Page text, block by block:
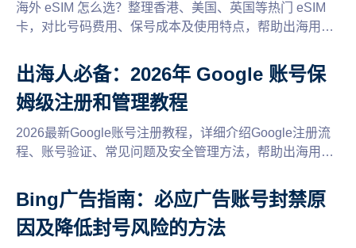
海外 eSIM 怎么选？整理香港、美国、英国等热门 eSIM
卡，对比号码费用、保号成本及使用特点，帮助出海用户
出海人必备：2026年 Google 账号保
姆级注册和管理教程
2026最新Google账号注册教程，详细介绍Google注册流
程、账号验证、常见问题及安全管理方法，帮助出海用户
Bing广告指南：必应广告账号封禁原
因及降低封号风险的方法